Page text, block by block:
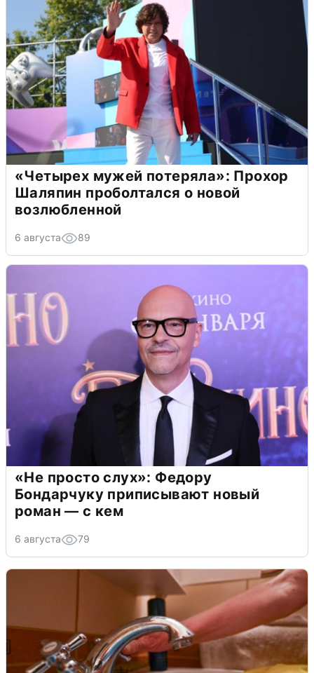
«Четырех мужей потеряла»: Прохор
Шаляпин проболтался о новой
возлюбленной
6 августа 89
«Не просто слух»: Федору
Бондарчуку приписывают новый
роман — с кем
6 августа 79